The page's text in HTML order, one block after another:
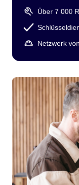
Über 7 000
Netzwerk